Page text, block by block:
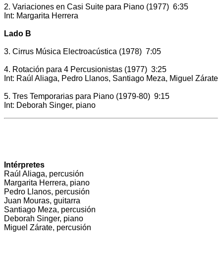
2. Variaciones en Casi Suite para Piano (1977) 6:35
Int: Margarita Herrera
Lado B
3. Cirrus Música Electroacústica (1978) 7:05
4. Rotación para 4 Percusionistas (1977) 3:25
Int: Raúl Aliaga, Pedro Llanos, Santiago Meza, Miguel Zárate
5. Tres Temporarias para Piano (1979-80) 9:15
Int: Deborah Singer, piano
Intérpretes
Raúl Aliaga, percusión
Margarita Herrera, piano
Pedro Llanos, percusión
Juan Mouras, guitarra
Santiago Meza, percusión
Deborah Singer, piano
Miguel Zárate, percusión